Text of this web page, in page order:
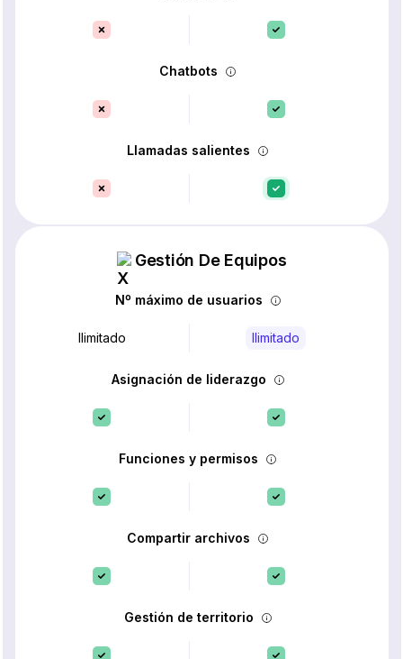
Chatbots
Llamadas salientes
Gestión De Equipos
Nº máximo de usuarios
Ilimitado Ilimitado
Asignación de liderazgo
Funciones y permisos
Compartir archivos
Gestión de territorio